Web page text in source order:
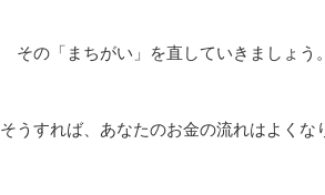
その「まちがい」を直していきましょう。
そうすれば、あなたのお金の流れはよくな